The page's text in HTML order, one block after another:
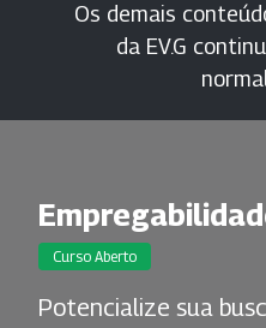
Os demais
da EV.G
Curso Aberto
Potencialize sua